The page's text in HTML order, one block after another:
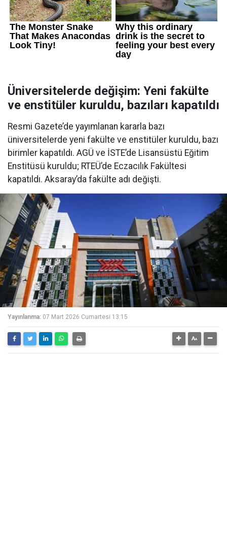
Üniversitelerde değişim: Yeni fakülte
ve enstitüler kuruldu, bazıları kapatıldı
Resmi Gazete’de yayımlanan kararla bazı
üniversitelerde yeni fakülte ve enstitüler kuruldu, bazı
birimler kapatıldı. AGÜ ve İSTE’de Lisansüstü Eğitim
Enstitüsü kuruldu; RTEÜ’de Eczacılık Fakültesi
kapatıldı. Aksaray’da fakülte adı değişti.
Yayınlanma: 07 Mart 2026 Cumartesi 13:15